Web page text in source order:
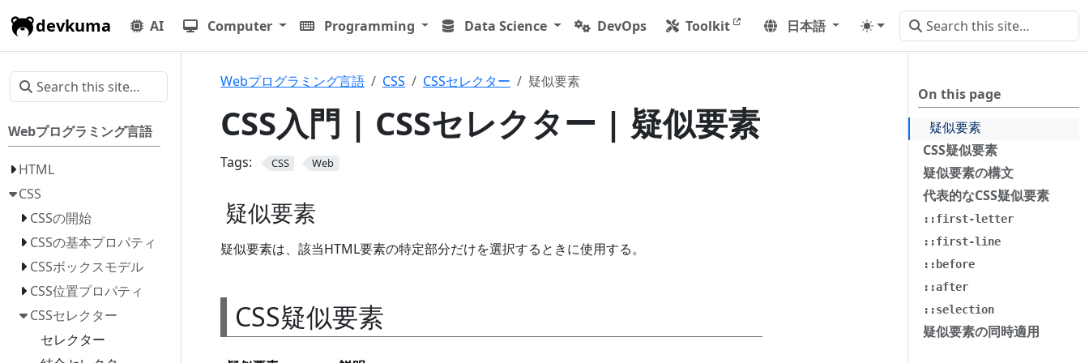
devkuma AI Computer Programming Data Science DevOps Toolkit 日本語
Webプログラミング言語
HTML
CSS
CSSの開始
CSSの基本プロパティ
CSSボックスモデル
CSS位置プロパティ
CSSセレクター
セレクター
On this page
疑似要素
CSS疑似要素
疑似要素の構文
代表的なCSS疑似要素
::first-letter
::first-line
::before
::after
::selection
疑似要素の同時適用
Webプログラミング言語 CSS CSSセレクター 疑似要素
CSS入門 | CSSセレクター | 疑似要素
Tags: CSS Web
疑似要素
疑似要素は、該当HTML要素の特定部分だけを選択するときに使用する。
CSS疑似要素